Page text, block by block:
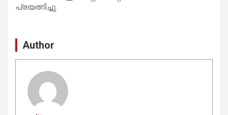
പ്രയത്നിച്ചു.
Author